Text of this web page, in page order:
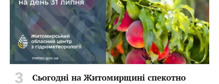
Сьогодні на Житомирщині спекотно